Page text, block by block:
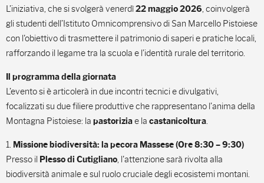
L’iniziativa, che si svolgerà venerdì22 maggio 2026, coinvolgerà
gli studenti dell’Istituto Omnicomprensivo di San Marcello Pistoiese
con l'obiettivo di trasmettere il patrimonio di saperi e pratiche locali,
rafforzando il legame tra la scuola e l’identità rurale del territorio.
Il programma della giornata
L’evento si è articolerà in due incontri tecnici e divulgativi,
focalizzati su due filiere produttive che rappresentano l’anima della
Montagna Pistoiese: la pastoriziae la castanicoltura.
1. Missione biodiversità: la pecora Massese (Ore 8:30 – 9:30)
Presso il Plesso di Cutigliano, l'attenzione sarà rivolta alla
biodiversità animale e sul ruolo cruciale degli ecosistemi montani.